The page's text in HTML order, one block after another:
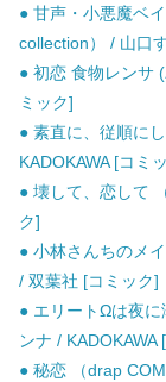
● 甘声・小悪魔ベ
collection） / 山口
● 初恋 食物レンサ
ミック]
● 素直に、従順に
KADOKAWA [コミ
● 壊して、恋して
ク]
● 小林さんちのメ
/ 双葉社 [コミック]
● エリートΩは夜
ンナ / KADOKAWA
● 秘恋 （drap